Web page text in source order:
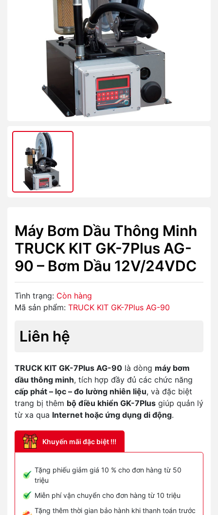
Máy Bơm Dầu Thông Minh
TRUCK KIT GK-7Plus AG-
90 – Bơm Dầu 12V/24VDC
Tình trạng: Còn hàng
Mã sản phẩm: TRUCK KIT GK-7Plus AG-90
Liên hệ
TRUCK KIT GK-7Plus AG-90 là dòng máy bơm
dầu thông minh, tích hợp đầy đủ các chức năng
cấp phát – lọc – đo lường nhiên liệu, và đặc biệt
trang bị thêm bộ điều khiển GK-7Plus giúp quản lý
từ xa qua Internet hoặc ứng dụng di động.
Khuyến mãi đặc biệt !!!
Tặng phiếu giảm giá 10 % cho đơn hàng từ 50
triệu
Miễn phí vận chuyển cho đơn hàng từ 10 triệu
Tặng thêm thời gian bảo hành khi thanh toán trước